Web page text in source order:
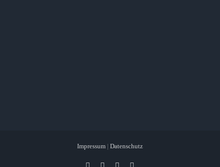
Impressum | Datenschutz
Facebook Instagram